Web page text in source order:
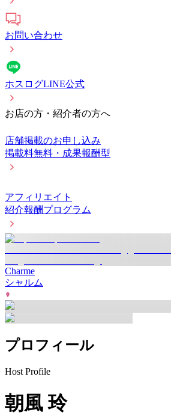
お問い合わせ
ホスログLINE公式
お店の方・紹介者の方へ
店舗掲載のお申し込み
掲載料無料・成果報酬型
アフィリエイト
紹介報酬プログラム
Charme
シャルム
プロフィール
Host Profile
朝風 玲